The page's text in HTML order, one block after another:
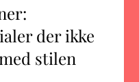
der ikke
stilen